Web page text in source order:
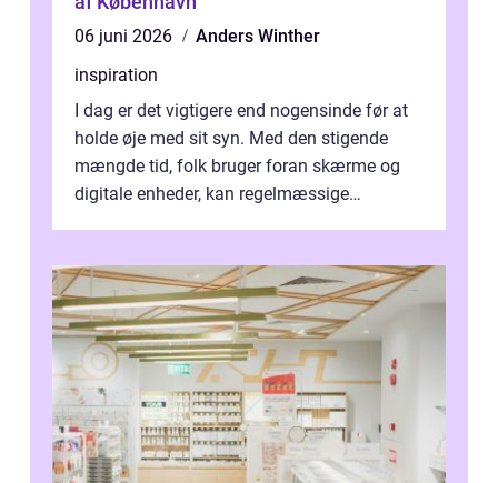
06 juni 2026
Anders Winther
inspiration
I dag er det vigtigere end nogensinde før at
holde øje med sit syn. Med den stigende
mængde tid, folk bruger foran skærme og
digitale enheder, kan regelmæssige